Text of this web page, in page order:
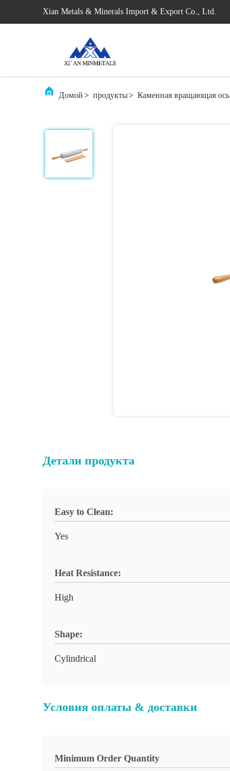
Xian Metals & Minerals Import & Export Co., Ltd.
Домой > продукты> Каменная вращающая ось
Детали продукта
Easy to Clean:
Yes
Heat Resistance:
High
Shape:
Cylindrical
Условия оплаты & доставки
Minimum Order Quantity